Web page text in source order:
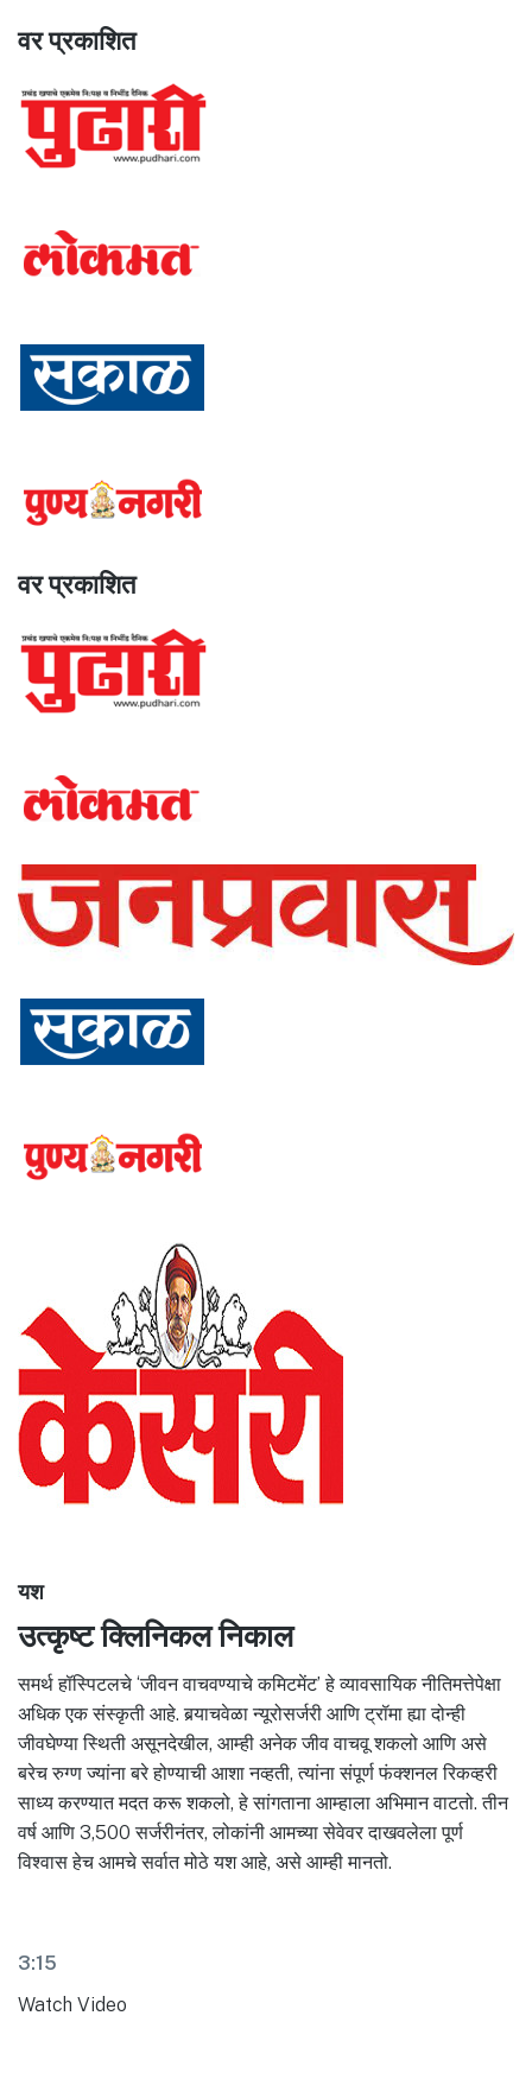
वर प्रकाशित
वर प्रकाशित
यश
उत्कृष्ट क्लिनिकल निकाल
समर्थ हॉस्पिटलचे ‘जीवन वाचवण्याचे कमिटमेंट’ हे व्यावसायिक नीतिमत्तेपेक्षा
अधिक एक संस्कृती आहे. बर्‍याचवेळा न्यूरोसर्जरी आणि ट्रॉमा ह्या दोन्ही
जीवघेण्या स्थिती असूनदेखील, आम्ही अनेक जीव वाचवू शकलो आणि असे
बरेच रुग्ण ज्यांना बरे होण्याची आशा नव्हती, त्यांना संपूर्ण फंक्शनल रिकव्हरी
साध्य करण्यात मदत करू शकलो, हे सांगताना आम्हाला अभिमान वाटतो. तीन
वर्ष आणि 3,500 सर्जरीनंतर, लोकांनी आमच्या सेवेवर दाखवलेला पूर्ण
विश्वास हेच आमचे सर्वात मोठे यश आहे, असे आम्ही मानतो.
3:15
Watch Video